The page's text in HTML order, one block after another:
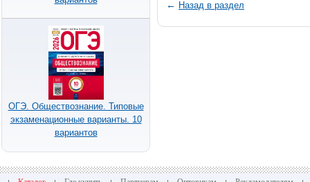
ОГЭ. Обществознание. Типовые
экзаменационные варианты. 10
вариантов
← Назад в раздел